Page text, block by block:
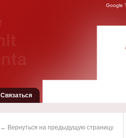
Google
Связаться
← Вернуться на предыдущую страницу